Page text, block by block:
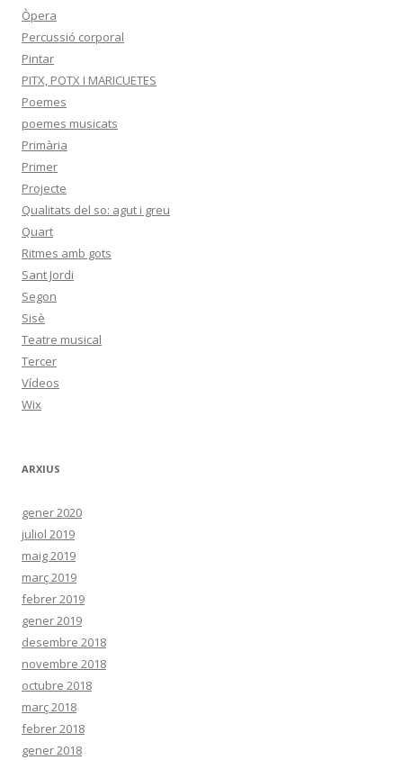
Òpera
Percussió corporal
Pintar
PITX, POTX I MARICUETES
Poemes
poemes musicats
Primària
Primer
Projecte
Qualitats del so: agut i greu
Quart
Ritmes amb gots
Sant Jordi
Segon
Sisè
Teatre musical
Tercer
Vídeos
Wix
ARXIUS
gener 2020
juliol 2019
maig 2019
març 2019
febrer 2019
gener 2019
desembre 2018
novembre 2018
octubre 2018
març 2018
febrer 2018
gener 2018